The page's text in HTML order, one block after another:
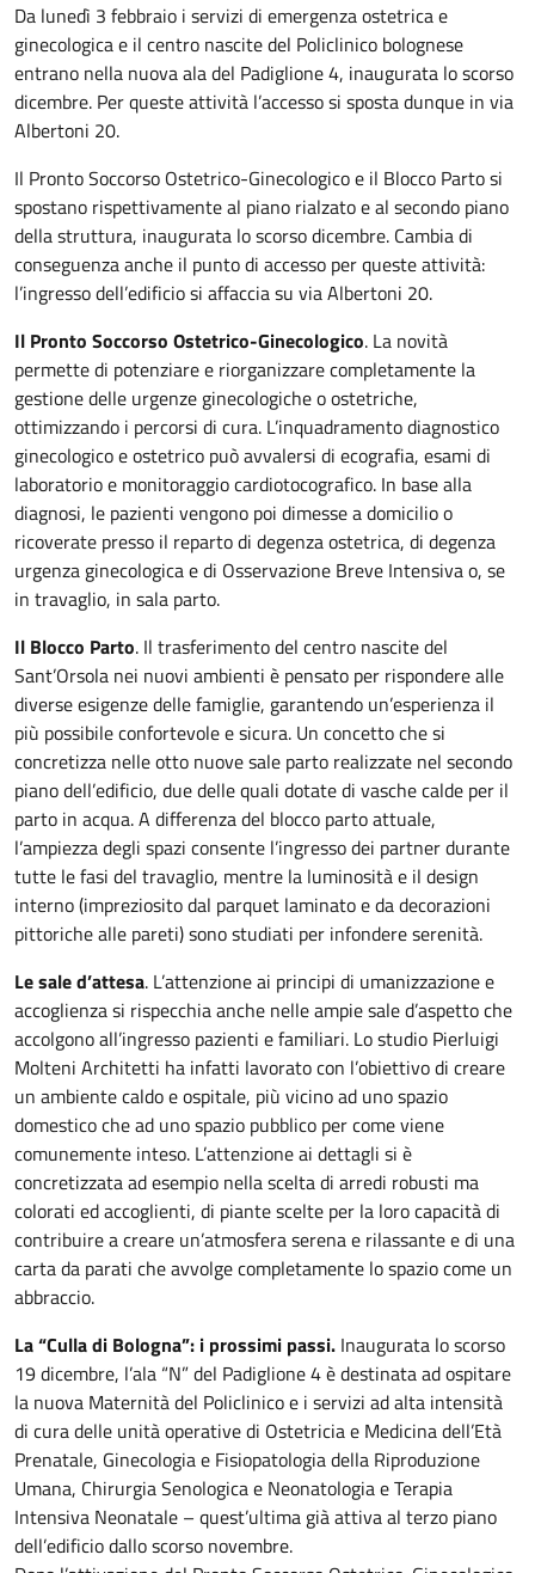
Da lunedì 3 febbraio i servizi di emergenza ostetrica e
ginecologica e il centro nascite del Policlinico bolognese
entrano nella nuova ala del Padiglione 4, inaugurata lo scorso
dicembre. Per queste attività l’accesso si sposta dunque in via
Albertoni 20.
Il Pronto Soccorso Ostetrico-Ginecologico e il Blocco Parto si
spostano rispettivamente al piano rialzato e al secondo piano
della struttura, inaugurata lo scorso dicembre. Cambia di
conseguenza anche il punto di accesso per queste attività:
l’ingresso dell’edificio si affaccia su via Albertoni 20.
Il Pronto Soccorso Ostetrico-Ginecologico. La novità
permette di potenziare e riorganizzare completamente la
gestione delle urgenze ginecologiche o ostetriche,
ottimizzando i percorsi di cura. L’inquadramento diagnostico
ginecologico e ostetrico può avvalersi di ecografia, esami di
laboratorio e monitoraggio cardiotocografico. In base alla
diagnosi, le pazienti vengono poi dimesse a domicilio o
ricoverate presso il reparto di degenza ostetrica, di degenza
urgenza ginecologica e di Osservazione Breve Intensiva o, se
in travaglio, in sala parto.
Il Blocco Parto. Il trasferimento del centro nascite del
Sant’Orsola nei nuovi ambienti è pensato per rispondere alle
diverse esigenze delle famiglie, garantendo un’esperienza il
più possibile confortevole e sicura. Un concetto che si
concretizza nelle otto nuove sale parto realizzate nel secondo
piano dell’edificio, due delle quali dotate di vasche calde per il
parto in acqua. A differenza del blocco parto attuale,
l’ampiezza degli spazi consente l’ingresso dei partner durante
tutte le fasi del travaglio, mentre la luminosità e il design
interno (impreziosito dal parquet laminato e da decorazioni
pittoriche alle pareti) sono studiati per infondere serenità.
Le sale d’attesa. L’attenzione ai principi di umanizzazione e
accoglienza si rispecchia anche nelle ampie sale d’aspetto che
accolgono all’ingresso pazienti e familiari. Lo studio Pierluigi
Molteni Architetti ha infatti lavorato con l’obiettivo di creare
un ambiente caldo e ospitale, più vicino ad uno spazio
domestico che ad uno spazio pubblico per come viene
comunemente inteso. L’attenzione ai dettagli si è
concretizzata ad esempio nella scelta di arredi robusti ma
colorati ed accoglienti, di piante scelte per la loro capacità di
contribuire a creare un’atmosfera serena e rilassante e di una
carta da parati che avvolge completamente lo spazio come un
abbraccio.
La “Culla di Bologna”: i prossimi passi. Inaugurata lo scorso
19 dicembre, l’ala “N” del Padiglione 4 è destinata ad ospitare
la nuova Maternità del Policlinico e i servizi ad alta intensità
di cura delle unità operative di Ostetricia e Medicina dell’Età
Prenatale, Ginecologia e Fisiopatologia della Riproduzione
Umana, Chirurgia Senologica e Neonatologia e Terapia
Intensiva Neonatale – quest’ultima già attiva al terzo piano
dell’edificio dallo scorso novembre.